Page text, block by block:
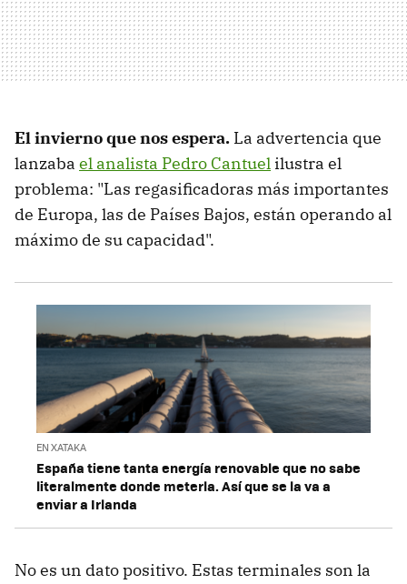
El invierno que nos espera. La advertencia que
lanzaba el analista Pedro Cantuel ilustra el
problema: "Las regasificadoras más importantes
de Europa, las de Países Bajos, están operando al
máximo de su capacidad".
EN XATAKA
España tiene tanta energía renovable que no sabe
literalmente donde meterla. Así que se la va a
enviar a Irlanda
No es un dato positivo. Estas terminales son la